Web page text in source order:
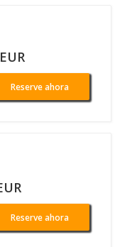
Reserve ahora
Reserve ahora